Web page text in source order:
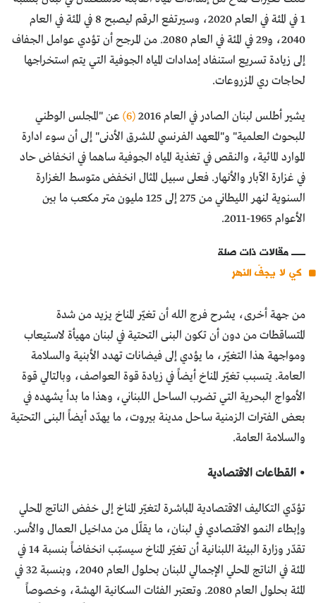
1 في المئة في العام 2020، وسيرتفع الرقم ليصبح 8 في المئة في العام
2040، و29 في المئة في العام 2080. من المرجح أن تؤدي عوامل الجفاف
إلى زيادة تسريع استنفاد إمدادات المياه الجوفية التي يتم استخراجها
لحاجات ري المزروعات.
يشير أطلس لبنان الصادر في العام 2016 (6)
عن "المجلس الوطني
للبحوث العلمية" و"المعهد الفرنسي للشرق الأدنى" إلى أن سوء ادارة
الموارد المائية، والنقص في تغذية المياه الجوفية ساهما في انخفاض حاد
في غزارة الآبار والأنهار. فعلى سبيل المثال انخفض متوسط الغزارة
السنوية لنهر الليطاني من 275 إلى 125 مليون متر مكعب ما بين
الأعوام 1965-2011.
مقالات ذات صلة
كي لا يجفّ النهر
من جهة أخرى، يشرح فرج الله أن تغيّر المناخ يزيد من شدة
المتساقطات من دون أن تكون البنى التحتية في لبنان مهيأة لاستيعاب
ومواجهة هذا التغيّر، ما يؤدي إلى فيضانات تهدد الأبنية والسلامة
العامة. يتسبب تغيّر المناخ أيضاً في زيادة قوة العواصف، وبالتالي قوة
الأمواج البحرية التي تضرب الساحل اللبناني، وهذا ما بدأ يشهده في
بعض الفترات الزمنية ساحل مدينة بيروت، ما يهدّد أيضاً البنى التحتية
والسلامة العامة.
• القطاعات الاقتصادية
تؤدّي التكاليف الاقتصادية المباشرة لتغيّر المناخ إلى خفض الناتج المحلي
وإبطاء النمو الاقتصادي في لبنان، ما يقلّل من مداخيل العمال والأسر.
تقدّر وزارة البيئة اللبنانية أن تغيّر المناخ سيسبّب انخفاضاً بنسبة 14 في
المئة في الناتج المحلي الإجمالي للبنان بحلول العام 2040، وبنسبة 32 في
المئة بحلول العام 2080. وتعتبر الفئات السكانية الهشة، وخصوصاً